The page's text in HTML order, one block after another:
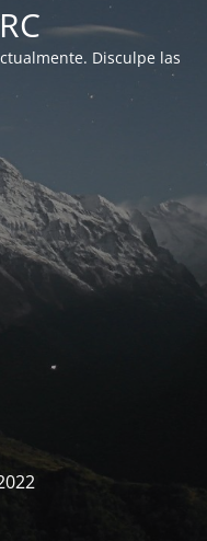
Disculpe las